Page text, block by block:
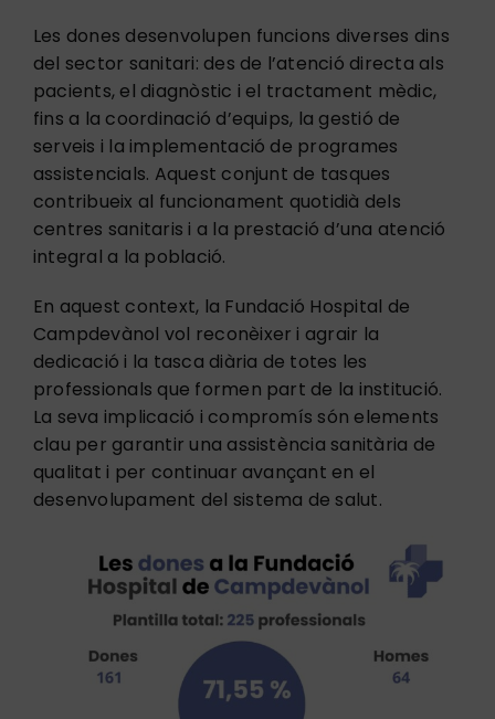
Les dones desenvolupen funcions diverses dins
del sector sanitari: des de l’atenció directa als
pacients, el diagnòstic i el tractament mèdic,
fins a la coordinació d’equips, la gestió de
serveis i la implementació de programes
assistencials. Aquest conjunt de tasques
contribueix al funcionament quotidià dels
centres sanitaris i a la prestació d’una atenció
integral a la població.
En aquest context, la Fundació Hospital de
Campdevànol vol reconèixer i agrair la
dedicació i la tasca diària de totes les
professionals que formen part de la institució.
La seva implicació i compromís són elements
clau per garantir una assistència sanitària de
qualitat i per continuar avançant en el
desenvolupament del sistema de salut.